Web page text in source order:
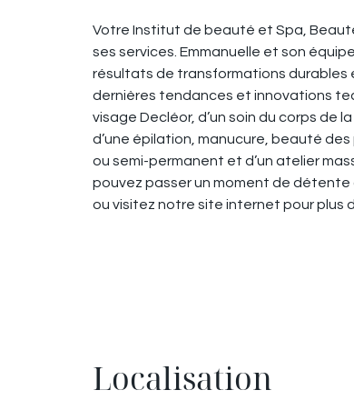
Votre Institut de beauté et Spa,
ses services. Emmanuelle et son
résultats de transformations durables
dernières tendances et innovations
visage Decléor, d’un soin du corps de
d’une épilation, manucure, beauté
ou semi-permanent et d’un atelier
pouvez passer un moment de
ou visitez notre site internet pour plus
Localisation